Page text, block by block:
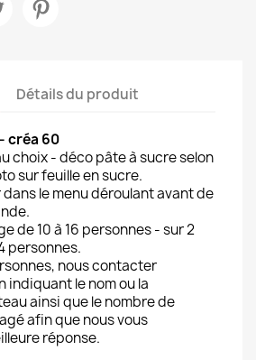
Détails du produit
créa 60
choix - déco pâte à sucre selon
sur feuille en sucre.
le menu déroulant avant de
de 10 à 16 personnes - sur 2
personnes.
nous contacter
indiquant le nom ou la
ainsi que le nombre de
afin que nous vous
réponse.